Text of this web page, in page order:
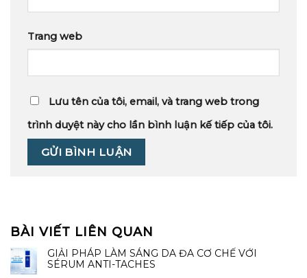
Trang web
Lưu tên của tôi, email, và trang web trong
trình duyệt này cho lần bình luận kế tiếp của tôi.
BÀI VIẾT LIÊN QUAN
GIẢI PHÁP LÀM SÁNG DA ĐA CƠ CHẾ VỚI
SÉRUM ANTI-TACHES